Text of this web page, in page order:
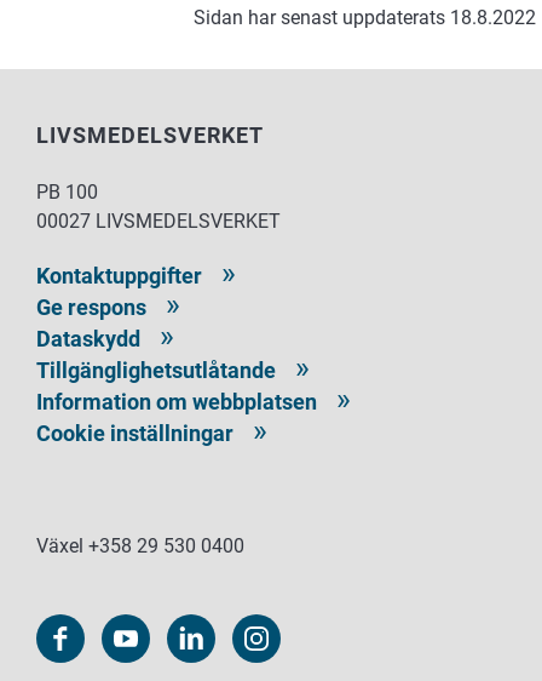
Sidan har senast uppdaterats 18.8.2022
LIVSMEDELSVERKET
PB 100
00027 LIVSMEDELSVERKET
Kontaktuppgifter
Ge respons
Dataskydd
Tillgänglighetsutlåtande
Information om webbplatsen
Cookie inställningar
Växel +358 29 530 0400